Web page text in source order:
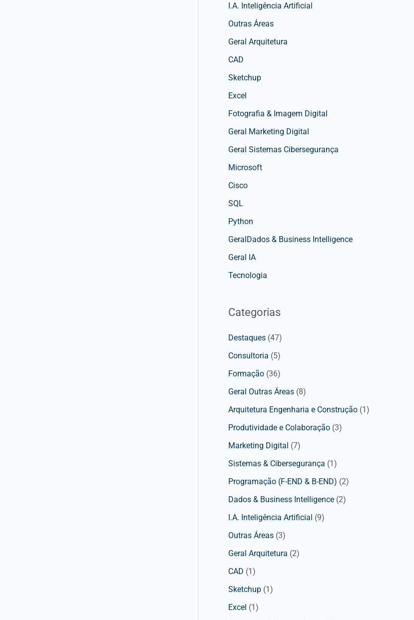
I.A. Inteligência Artificial
Outras Áreas
Geral Arquitetura
CAD
Sketchup
Excel
Fotografia & Imagem Digital
Geral Marketing Digital
Geral Sistemas Cibersegurança
Microsoft
Cisco
SQL
Python
GeralDados & Business Intelligence
Geral IA
Tecnologia
Categorias
Destaques (47)
Consultoria (5)
Formação (36)
Geral Outras Áreas (8)
Arquitetura Engenharia e Construção (1)
Produtividade e Colaboração (3)
Marketing Digital (7)
Sistemas & Cibersegurança (1)
Programação (F-END & B-END) (2)
Dados & Business Intelligence (2)
I.A. Inteligência Artificial (9)
Outras Áreas (3)
Geral Arquitetura (2)
CAD (1)
Sketchup (1)
Excel (1)